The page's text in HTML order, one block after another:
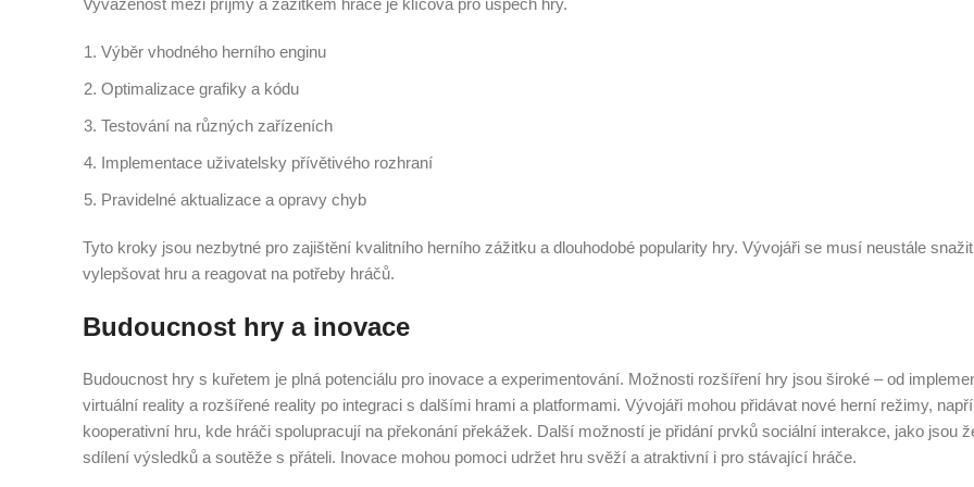
Vyváženost mezi příjmy a zážitkem hráče je klíčová pro úspěch hry.
Výběr vhodného herního enginu
Optimalizace grafiky a kódu
Testování na různých zařízeních
Implementace uživatelsky přívětivého rozhraní
Pravidelné aktualizace a opravy chyb
Tyto kroky jsou nezbytné pro zajištění kvalitního herního zážitku a dlouhodobé popularity hry. Vývojáři se musí neustále snažit
vylepšovat hru a reagovat na potřeby hráčů.
Budoucnost hry a inovace
Budoucnost hry s kuřetem je plná potenciálu pro inovace a experimentování. Možnosti rozšíření hry jsou široké – od
virtuální reality a rozšířené reality po integraci s dalšími hrami a platformami. Vývojáři mohou přidávat nové herní režimy,
kooperativní hru, kde hráči spolupracují na překonání překážek. Další možností je přidání prvků sociální interakce, jako jsou
sdílení výsledků a soutěže s přáteli. Inovace mohou pomoci udržet hru svěží a atraktivní i pro stávající hráče.